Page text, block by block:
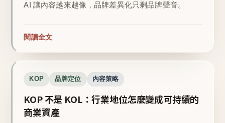
AI 讓內容越來越像，品牌差異化只剩品牌聲音。
閱讀全文
KOP 品牌定位 內容策略
KOP 不是 KOL：行業地位怎麼變成可持續的
商業資產